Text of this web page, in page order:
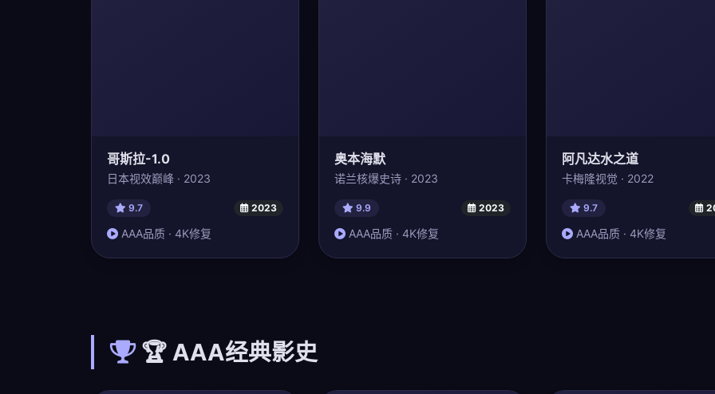
哥斯拉-1.0
日本视效巅峰 · 2023
9.7 2023
AAA品质 · 4K修复
奥本海默
诺兰核爆史诗 · 2023
9.9 2023
AAA品质 · 4K修复
阿凡达水之道
卡梅隆视觉 · 2022
9.7
AAA品质 · 4K修复
🏆 AAA经典影史